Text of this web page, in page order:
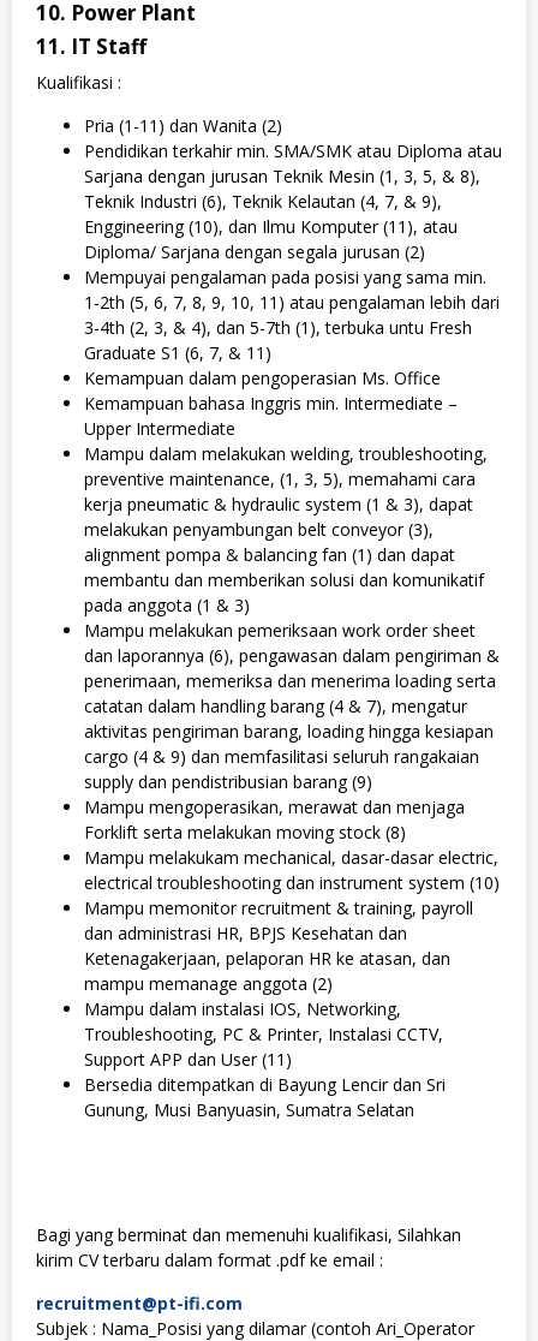
10. Power Plant
11. IT Staff
Kualifikasi :
Pria (1-11) dan Wanita (2)
Pendidikan terkahir min. SMA/SMK atau Diploma atau
Sarjana dengan jurusan Teknik Mesin (1, 3, 5, & 8),
Teknik Industri (6), Teknik Kelautan (4, 7, & 9),
Enggineering (10), dan Ilmu Komputer (11), atau
Diploma/ Sarjana dengan segala jurusan (2)
Mempuyai pengalaman pada posisi yang sama min.
1-2th (5, 6, 7, 8, 9, 10, 11) atau pengalaman lebih dari
3-4th (2, 3, & 4), dan 5-7th (1), terbuka untu Fresh
Graduate S1 (6, 7, & 11)
Kemampuan dalam pengoperasian Ms. Office
Kemampuan bahasa Inggris min. Intermediate –
Upper Intermediate
Mampu dalam melakukan welding, troubleshooting,
preventive maintenance, (1, 3, 5), memahami cara
kerja pneumatic & hydraulic system (1 & 3), dapat
melakukan penyambungan belt conveyor (3),
alignment pompa & balancing fan (1) dan dapat
membantu dan memberikan solusi dan komunikatif
pada anggota (1 & 3)
Mampu melakukan pemeriksaan work order sheet
dan laporannya (6), pengawasan dalam pengiriman &
penerimaan, memeriksa dan menerima loading serta
catatan dalam handling barang (4 & 7), mengatur
aktivitas pengiriman barang, loading hingga kesiapan
cargo (4 & 9) dan memfasilitasi seluruh rangakaian
supply dan pendistribusian barang (9)
Mampu mengoperasikan, merawat dan menjaga
Forklift serta melakukan moving stock (8)
Mampu melakukam mechanical, dasar-dasar electric,
electrical troubleshooting dan instrument system (10)
Mampu memonitor recruitment & training, payroll
dan administrasi HR, BPJS Kesehatan dan
Ketenagakerjaan, pelaporan HR ke atasan, dan
mampu memanage anggota (2)
Mampu dalam instalasi IOS, Networking,
Troubleshooting, PC & Printer, Instalasi CCTV,
Support APP dan User (11)
Bersedia ditempatkan di Bayung Lencir dan Sri
Gunung, Musi Banyuasin, Sumatra Selatan
Bagi yang berminat dan memenuhi kualifikasi, Silahkan
kirim CV terbaru dalam format .pdf ke email :
recruitment@pt-ifi.com
Subjek : Nama_Posisi yang dilamar (contoh Ari_Operator